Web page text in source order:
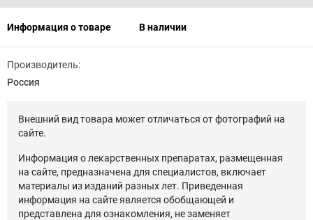
Информация о товаре В наличии
Производитель:
Россия
Внешний вид товара может отличаться от фотографий на
сайте.
Информация о лекарственных препаратах, размещенная
на сайте, предназначена для специалистов, включает
материалы из изданий разных лет. Приведенная
информация на сайте является обобщающей и
представлена для ознакомления, не заменяет